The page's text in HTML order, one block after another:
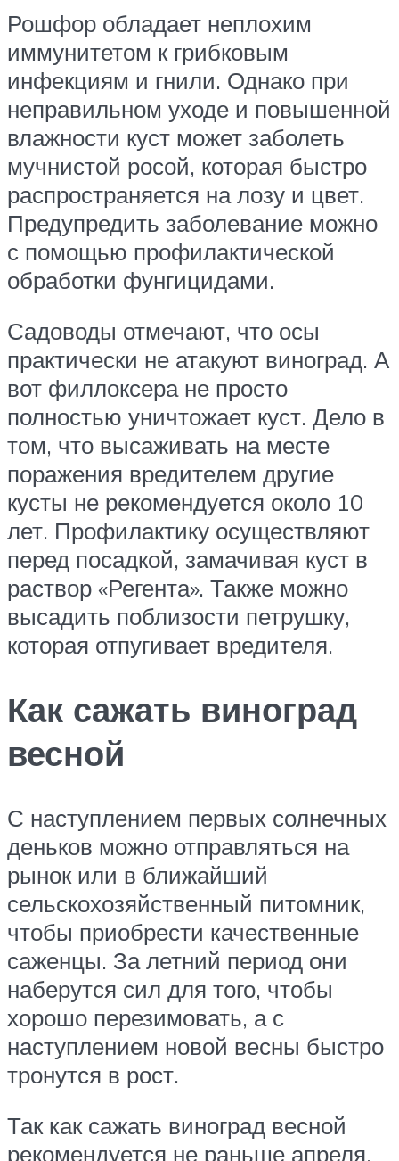
Рошфор обладает неплохим
иммунитетом к грибковым
инфекциям и гнили. Однако при
неправильном уходе и повышенной
влажности куст может заболеть
мучнистой росой, которая быстро
распространяется на лозу и цвет.
Предупредить заболевание можно
с помощью профилактической
обработки фунгицидами.
Садоводы отмечают, что осы
практически не атакуют виноград. А
вот филлоксера не просто
полностью уничтожает куст. Дело в
том, что высаживать на месте
поражения вредителем другие
кусты не рекомендуется около 10
лет. Профилактику осуществляют
перед посадкой, замачивая куст в
раствор «Регента». Также можно
высадить поблизости петрушку,
которая отпугивает вредителя.
Как сажать виноград
весной
С наступлением первых солнечных
деньков можно отправляться на
рынок или в ближайший
сельскохозяйственный питомник,
чтобы приобрести качественные
саженцы. За летний период они
наберутся сил для того, чтобы
хорошо перезимовать, а с
наступлением новой весны быстро
тронутся в рост.
Так как сажать виноград весной
рекомендуется не раньше апреля,